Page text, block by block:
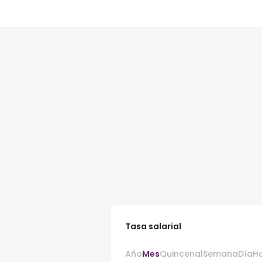
Tasa salarial
AñoMesQuincenalSemanaDía